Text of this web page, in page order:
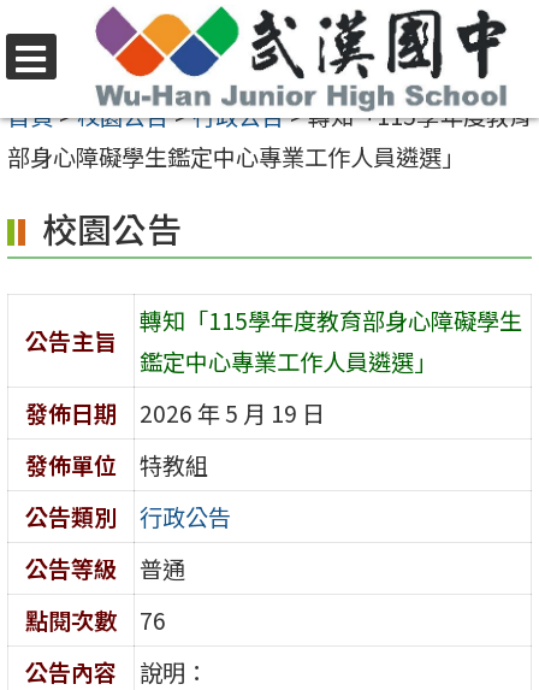
至
要
容
區
選
單
首頁>校園公告>行政公告>轉知「115學年度教育
部身心障礙學生鑑定中心專業工作人員遴選」
校園公告
公告主旨
轉知「115學年度教育部身心障礙學生
鑑定中心專業工作人員遴選」
發佈日期
2026 年 5 月 19 日
發佈單位
特教組
公告類別
行政公告
公告等級
普通
點閱次數
76
公告內容
說明：